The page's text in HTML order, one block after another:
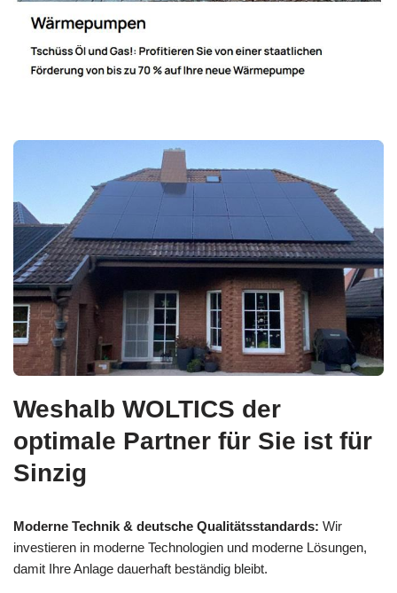
Weshalb WOLTICS der
optimale Partner für Sie ist für
Sinzig
Moderne Technik & deutsche Qualitätsstandards: Wir
investieren in moderne Technologien und moderne Lösungen,
damit Ihre Anlage dauerhaft beständig bleibt.